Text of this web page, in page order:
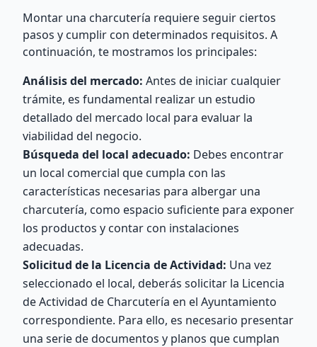
Montar una charcutería requiere seguir ciertos
pasos y cumplir con determinados requisitos. A
continuación, te mostramos los principales:
Análisis del mercado: Antes de iniciar cualquier
trámite, es fundamental realizar un estudio
detallado del mercado local para evaluar la
viabilidad del negocio.
Búsqueda del local adecuado: Debes encontrar
un local comercial que cumpla con las
características necesarias para albergar una
charcutería, como espacio suficiente para exponer
los productos y contar con instalaciones
adecuadas.
Solicitud de la Licencia de Actividad: Una vez
seleccionado el local, deberás solicitar la Licencia
de Actividad de Charcutería en el Ayuntamiento
correspondiente. Para ello, es necesario presentar
una serie de documentos y planos que cumplan